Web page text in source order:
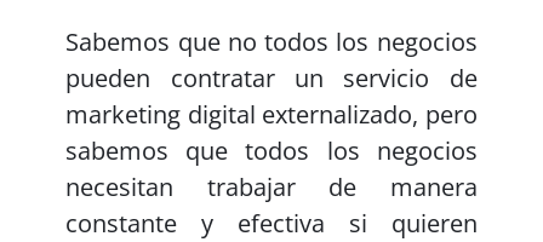
Sabemos que no todos los negocios
pueden contratar un servicio de
marketing digital externalizado, pero
sabemos que todos los negocios
necesitan trabajar de manera
constante y efectiva si quieren